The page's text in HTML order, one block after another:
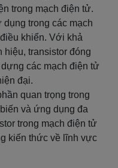
trong mạch điện tử.
trong các mạch
khiển. Với khả
hiệu, transistor đóng
các mạch điện tử
đại.
quan trọng trong
và ứng dụng đa
trong mạch điện tử
kiến thức về lĩnh vực